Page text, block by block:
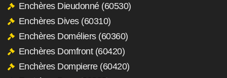
Enchères Dieudonné (60530)
Enchères Dives (60310)
Enchères Doméliers (60360)
Enchères Domfront (60420)
Enchères Dompierre (60420)